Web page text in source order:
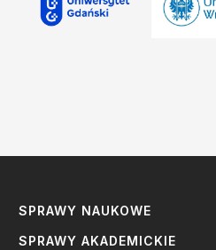
SPRAWY NAUKOWE
SPRAWY AKADEMICKIE